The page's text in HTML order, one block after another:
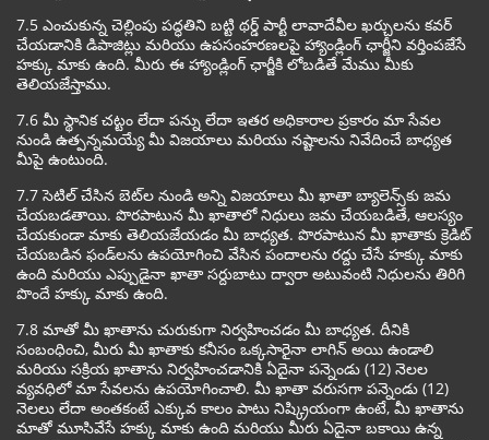
7.5 ఎంచుకున్న చెల్లింపు పద్ధతిని బట్టి థర్డ్ పార్టీ లావాదేవీల ఖర్చులను కవర్
చేయడానికి డిపాజిట్లు మరియు ఉపసంహరణలపై హ్యాండ్లింగ్ ఛార్జీని వర్తింపజేసే
హక్కు మాకు ఉంది. మీరు ఈ హ్యాండ్లింగ్ ఛార్జీకి లోబడితే మేము మీకు
తెలియజేస్తాము.
7.6 మీ స్థానిక చట్టం లేదా పన్ను లేదా ఇతర అధికారాల ప్రకారం మా సేవల
నుండి ఉత్పన్నమయ్యే మీ విజయాలు మరియు నష్టాలను నివేదించే బాధ్యత
మీపై ఉంటుంది.
7.7 సెటిల్ చేసిన బెట్‌ల నుండి అన్ని విజయాలు మీ ఖాతా బ్యాలెన్స్‌కు జమ
చేయబడతాయి. పొరపాటున మీ ఖాతాలో నిధులు జమ చేయబడితే, ఆలస్యం
చేయకుండా మాకు తెలియజేయడం మీ బాధ్యత. పొరపాటున మీ ఖాతాకు క్రెడిట్
చేయబడిన ఫండ్‌లను ఉపయోగించి వేసిన పందాలను రద్దు చేసే హక్కు మాకు
ఉంది మరియు ఎప్పుడైనా ఖాతా సర్దుబాటు ద్వారా అటువంటి నిధులను తిరిగి
పొందే హక్కు మాకు ఉంది.
7.8 మాతో మీ ఖాతాను చురుకుగా నిర్వహించడం మీ బాధ్యత. దీనికి
సంబంధించి, మీరు మీ ఖాతాకు కనీసం ఒక్కసారైనా లాగిన్ అయి ఉండాలి
మరియు సక్రియ ఖాతాను నిర్వహించడానికి ఏదైనా పన్నెండు (12) నెలల
వ్యవధిలో మా సేవలను ఉపయోగించాలి. మీ ఖాతా వరుసగా పన్నెండు (12)
నెలలు లేదా అంతకంటే ఎక్కువ కాలం పాటు నిష్క్రియంగా ఉంటే, మీ ఖాతాను
మాతో మూసివేసే హక్కు మాకు ఉంది మరియు మీరు ఏదైనా బకాయి ఉన్న